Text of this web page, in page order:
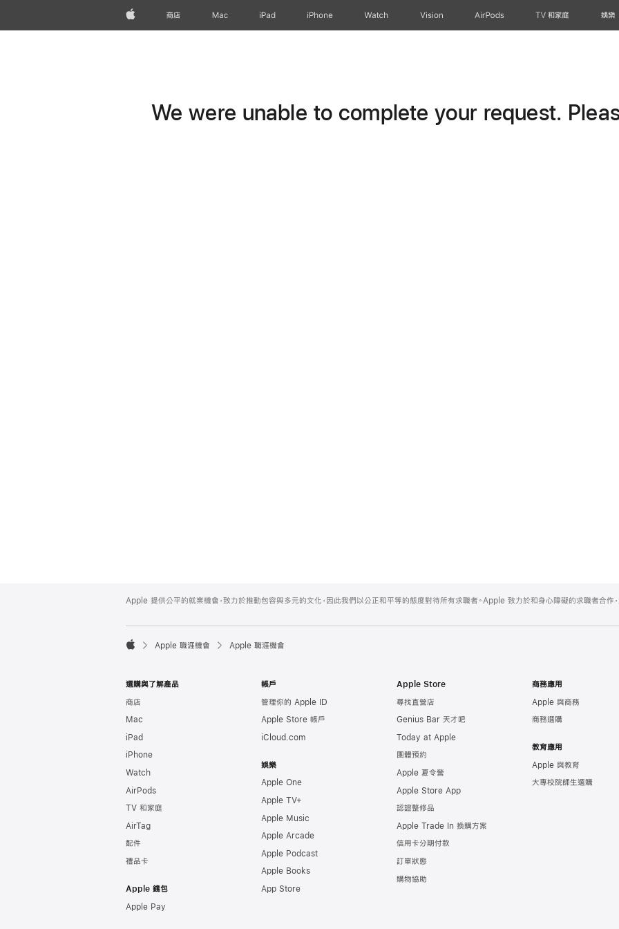
Apple商店 Mac iPad iPhone Watch Vision AirPods TV 和家庭 娛樂
We were unable to complete your request.
Footer
Apple 提供公平的就業機會，致力於推動包容與多元的文化，因此我們以公正和平等的態度對待所有求職者。Apple 致力於和身心障礙的求職者合作，

Apple 職涯機會 Apple 職涯機會
選購與了解產品
商店
Mac
iPad
iPhone
Watch
AirPods
TV 和家庭
AirTag
配件
禮品卡
Apple 錢包
Apple Pay
帳戶
管理你的 Apple ID
Apple Store 帳戶
iCloud.com
娛樂
Apple One
Apple TV+
Apple Music
Apple Arcade
Apple Podcast
Apple Books
App Store
Apple Store
尋找直營店
Genius Bar 天才吧
Today at Apple
團體預約
Apple 夏令營
Apple Store App
認證整修品
Apple Trade In 換購方案
信用卡分期付款
訂單狀態
購物協助
商務應用
Apple 與商務
商務選購
教育應用
Apple 與教育
大專校院師生選購